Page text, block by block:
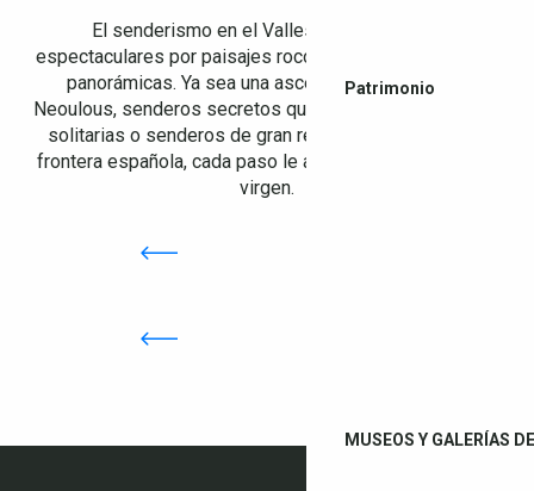
Patrimonio
MUSEOS Y GALERÍAS
El senderismo en el Vallespir ofrece rutas
espectaculares por paisajes rocosos, bosques y vistas
panorámicas. Ya sea una ascensión a la cima del
Neoulous, senderos secretos que conducen a cascadas
solitarias o senderos de gran recorrido que cruzan la
frontera española, cada paso le acercará a la naturaleza
virgen.